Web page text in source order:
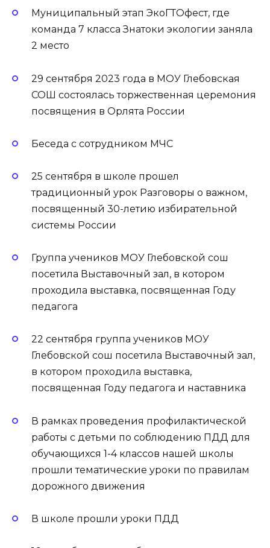
Муниципальный этап ЭкоГТОфест, где
команда 7 класса Знатоки экологии заняла
2 место
29 сентября 2023 года в МОУ Глебовская
СОШ состоялась торжественная церемония
посвящения в Орлята России
Беседа с сотрудником МЧС
25 сентября в школе прошел
традиционный урок Разговоры о важном,
посвященный 30-летию избирательной
системы России
Группа учеников МОУ Глебовской сош
посетила Выставочный зал, в котором
проходила выставка, посвященная Году
педагога
22 сентября группа учеников МОУ
Глебовской сош посетила Выставочный зал,
в котором проходила выставка,
посвященная Году педагога и наставника
В рамках проведения профилактической
работы с детьми по соблюдению ПДД для
обучающихся 1-4 классов нашей школы
прошли тематические уроки по правилам
дорожного движения
В школе прошли уроки ПДД